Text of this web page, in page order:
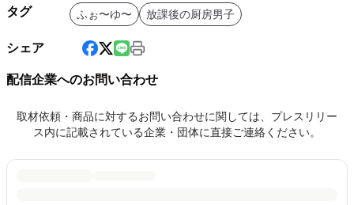
タグ ふぉ〜ゆ〜 放課後の厨房男子
シェア
配信企業へのお問い合わせ
取材依頼・商品に対するお問い合わせに関しては、プレスリリー
ス内に記載されている企業・団体に直接ご連絡ください。